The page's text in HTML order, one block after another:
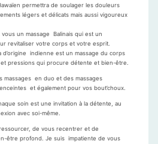
permettra de soulager les douleurs
légers et délicats mais aussi vigoureux
un massage Balinais qui est un
revitaliser votre corps et votre esprit.
d’origine indienne est un massage du corps
pressions qui procure détente et bien-être.
massages en duo et des massages
et également pour vos bout’choux.
soin est une invitation à la détente, au
avec soi-même.
de vous recentrer et de
être profond. Je suis impatiente de vous